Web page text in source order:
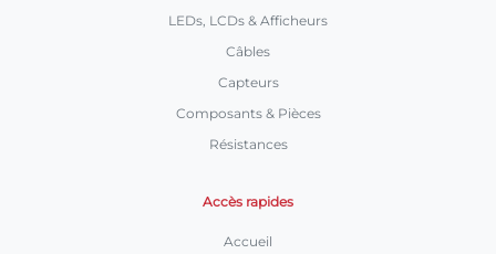
LEDs, LCDs & Afficheurs
Câbles
Capteurs
Composants & Pièces
Résistances
Accès rapides
Accueil